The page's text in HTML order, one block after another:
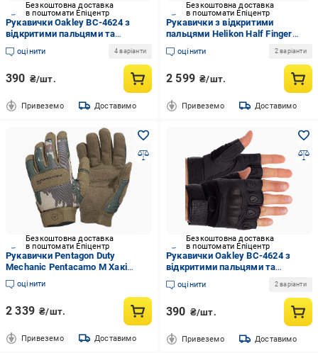
Безкоштовна доставка
в поштомати Епіцентр
Рукавички Oakley BC-4624 з
відкритими пальцями та
посиленим протектором L
хакі(MR49226)
оцінити 4 варіанти
390 ₴/шт.
Привеземо Доставимо
Безкоштовна доставка
в поштомати Епіцентр
Рукавички з відкритими
пальцями Helikon Half Finger
Mk2 L Чорний (MR49713)
оцінити 2 варіанти
2 599 ₴/шт.
Привеземо Доставимо
Безкоштовна доставка
в поштомати Епіцентр
Рукавички Pentagon Duty
Mechanic Pentacamo М Хакі
(MR49711)
оцінити
2 339 ₴/шт.
Привеземо Доставимо
Безкоштовна доставка
в поштомати Епіцентр
Рукавички Oakley BC-4624 з
відкритими пальцями та
посиленим протектором L
чорний(199289)
оцінити 2 варіанти
390 ₴/шт.
Привеземо Доставимо